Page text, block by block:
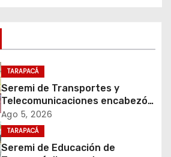
TARAPACÁ
Seremi de Transportes y
Telecomunicaciones encabezó
primera mesa de coordinación
para el retiro de cables en
desuso en Iquique
Ago 5, 2026
TARAPACÁ
Seremi de Educación de